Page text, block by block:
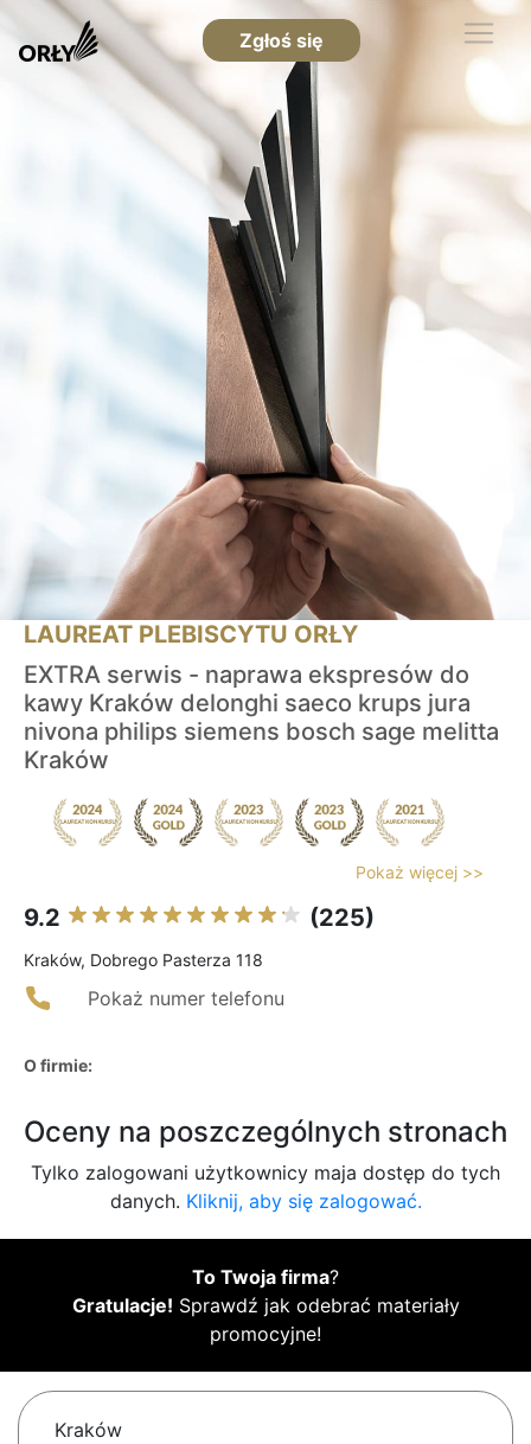
Zgłoś się
LAUREAT PLEBISCYTU ORŁY
EXTRA serwis - naprawa ekspresów do
kawy Kraków delonghi saeco krups jura
nivona philips siemens bosch sage melitta
Kraków
Pokaż więcej >>
9.2 (225)
Kraków, Dobrego Pasterza 118
Pokaż numer telefonu
O firmie:
Oceny na poszczególnych stronach
Tylko zalogowani użytkownicy maja dostęp do tych
danych. Kliknij, aby się zalogować.
To Twoja firma?
Gratulacje! Sprawdź jak odebrać materiały
promocyjne!
Kraków